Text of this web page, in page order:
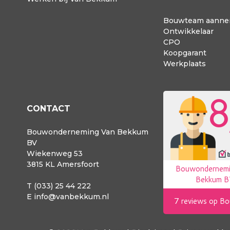
Bouwteam
Ontwikkelaar
CPO
Koopgarant
Werkplaats
CONTACT
Bouwonderneming Van Bekkum
BV
Wiekenweg 53
3815 KL Amersfoort
T (033) 25 44 222
E info@vanbekkum.nl